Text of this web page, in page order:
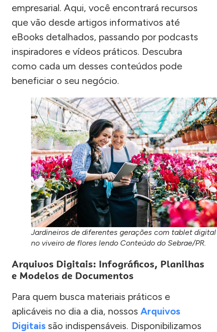
empresarial. Aqui, você encontrará recursos
que vão desde artigos informativos até
eBooks detalhados, passando por podcasts
inspiradores e vídeos práticos. Descubra
como cada um desses conteúdos pode
beneficiar o seu negócio.
Jardineiros de diferentes gerações com tablet digital
no viveiro de flores lendo Conteúdo do Sebrae/PR.
Arquivos Digitais: Infográficos, Planilhas
e Modelos de Documentos
Para quem busca materiais práticos e
aplicáveis no dia a dia, nossos Arquivos
Digitais são indispensáveis. Disponibilizamos